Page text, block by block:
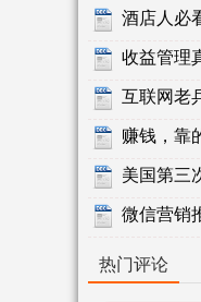
酒店人必
收益管理
互联网老
赚钱，靠
美国第三
微信营销
热门评论